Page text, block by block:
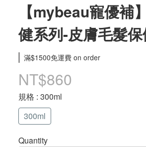
【mybeau寵優補
健系列-皮膚毛髮
滿$1500免運費 on order
NT$860
規格 : 300ml
300ml
Quantity